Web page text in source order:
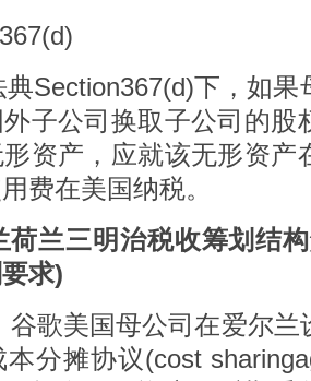
367(d)
Section367(d)下，如
子公司换取子公司的股
资产，应就该无形资产
用费在美国纳税。
荷兰三明治税收筹划结
要求)
谷歌美国母公司在爱尔
分摊协议(cost